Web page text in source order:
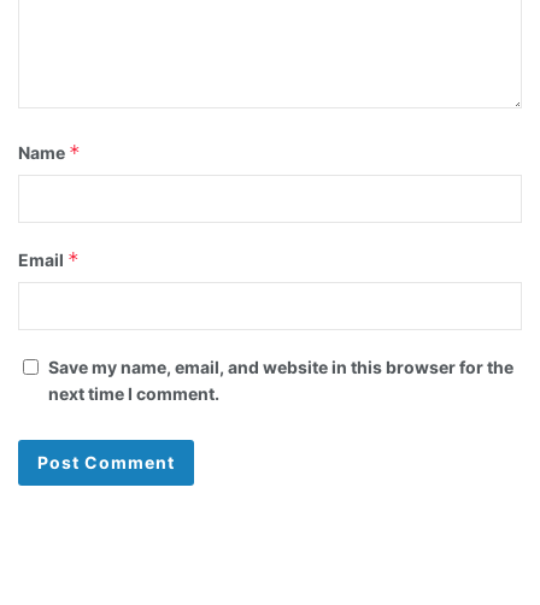
Name *
Email *
Save my name, email, and website in this browser for the
next time I comment.